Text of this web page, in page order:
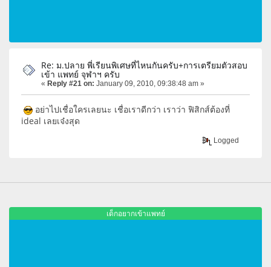
Re: ม.ปลาย พี่เรียนพิเศษที่ไหนกันครับ+การเตรียมตัวสอบ
เข้า แพทย์ จุฬาฯ ครับ
« Reply #21 on: January 09, 2010, 09:38:48 am »
อย่าไปเชื่อใครเลยนะ เชื่อเราดีกว่า เราว่า ฟิสิกส์ต้องที่
ideal เลยเจ๋งสุด
Logged
เด็กอยากเข้าแพทย์